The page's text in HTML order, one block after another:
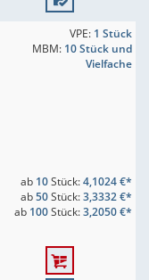
VPE: 1 Stück
MBM: 10 Stück und
Vielfache
ab 10Stück:4,1024 €*
ab50Stück:3,3332 €*
ab 100Stück:3,2050 €*